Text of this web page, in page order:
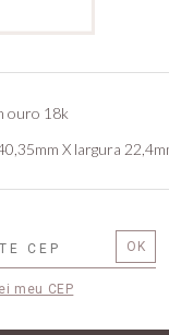
ouro 18k
X largura
meu CEP